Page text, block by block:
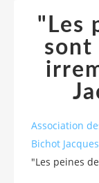
"Les
sont
Association
Bichot Jacques
"Les peines